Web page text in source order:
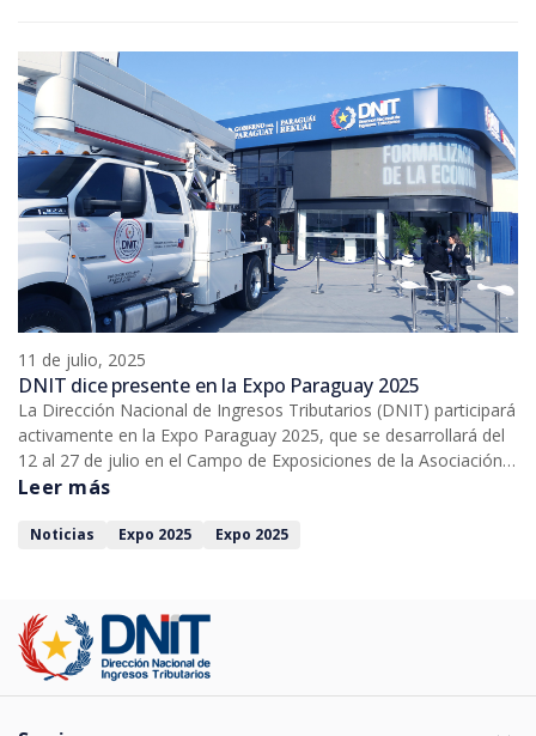
11 de julio, 2025
DNIT dice presente en la Expo Paraguay 2025
La Dirección Nacional de Ingresos Tributarios (DNIT) participará
activamente en la Expo Paraguay 2025, que se desarrollará del
12 al 27 de julio en el Campo de Exposiciones de la Asociación
Rural del Paraguay (ARP), en Mariano Roque Alonso.
Leer más
Noticias Expo 2025 Expo 2025